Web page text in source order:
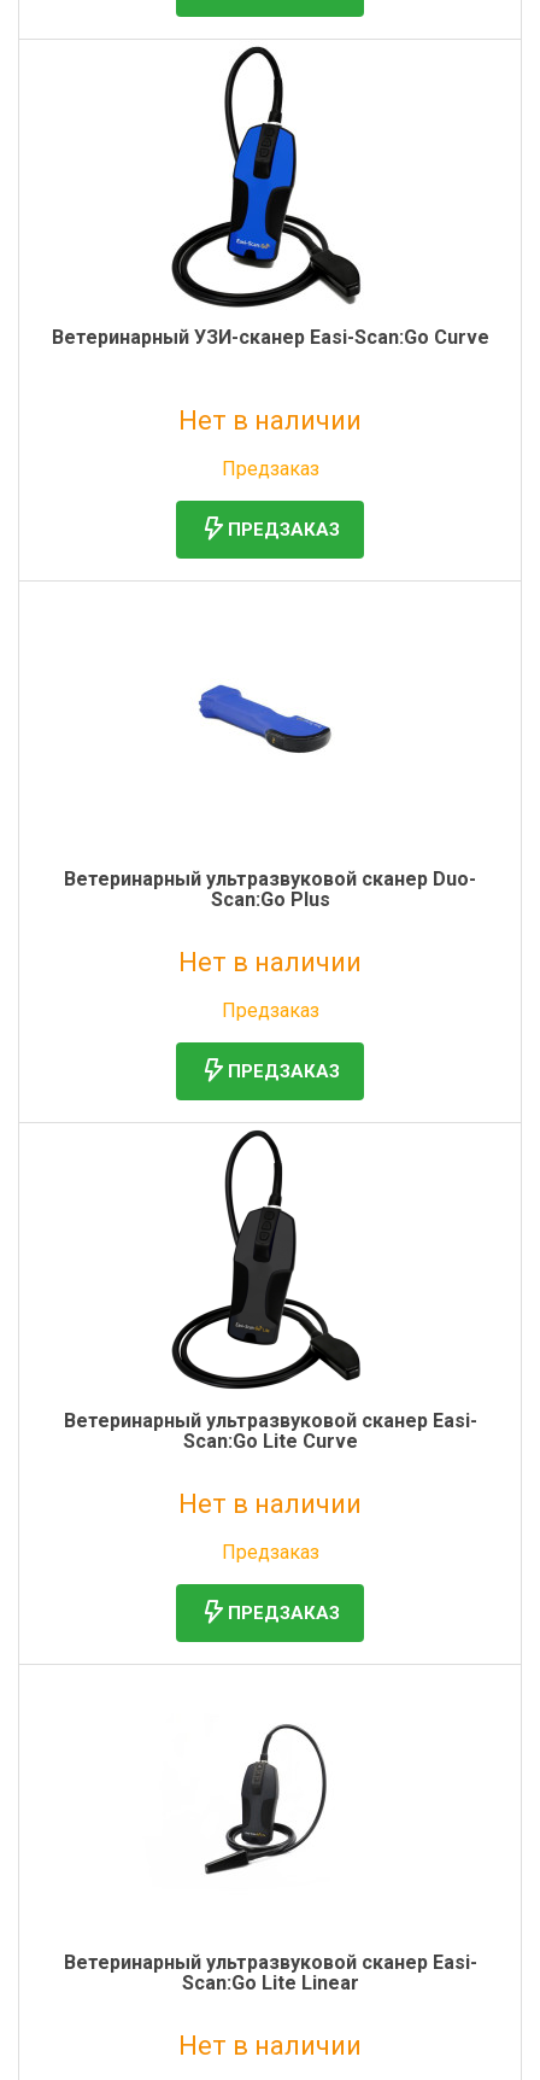
Ветеринарный УЗИ-сканер Easi-Scan:Go Curve
Нет в наличии
Предзаказ
ПРЕДЗАКАЗ
Ветеринарный ультразвуковой сканер Duo-
Scan:Go Plus
Нет в наличии
Предзаказ
ПРЕДЗАКАЗ
Ветеринарный ультразвуковой сканер Easi-
Scan:Go Lite Curve
Нет в наличии
Предзаказ
ПРЕДЗАКАЗ
Ветеринарный ультразвуковой сканер Easi-
Scan:Go Lite Linear
Нет в наличии